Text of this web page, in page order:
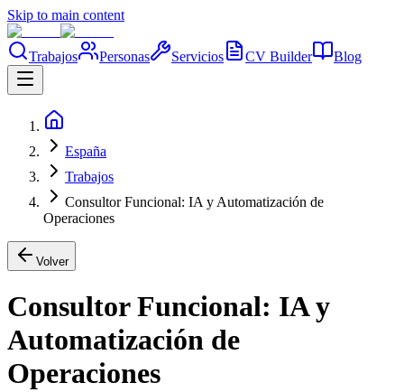
Skip to main content
Trabajos Personas Servicios CV Builder Blog
España
Trabajos
Consultor Funcional: IA y Automatización de
Operaciones
Volver
Consultor Funcional: IA y
Automatización de
Operaciones